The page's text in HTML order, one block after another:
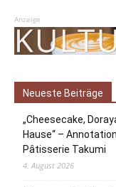
Anzeige
Neueste Beiträge
„Cheesecake,
Hause“ –
Pâtisserie Takumi
4. August 2026